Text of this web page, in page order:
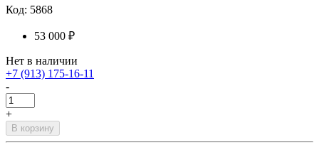
Код: 5868
53 000 ₽
Нет в наличии
+7 (913) 175-16-11
-
+
В корзину